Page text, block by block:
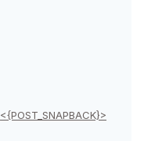
<{POST_SNAPBACK}>